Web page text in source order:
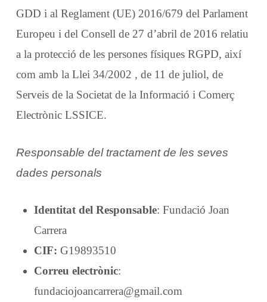
GDD i al Reglament (UE) 2016/679 del Parlament
Europeu i del Consell de 27 d’abril de 2016 relatiu
a la protecció de les persones físiques RGPD, així
com amb la Llei 34/2002 , de 11 de juliol, de
Serveis de la Societat de la Informació i Comerç
Electrònic LSSICE.
Responsable del tractament de les seves
dades personals
Identitat del Responsable: Fundació Joan
Carrera
CIF: G19893510
Correu electrònic:
fundaciojoancarrera@gmail.com